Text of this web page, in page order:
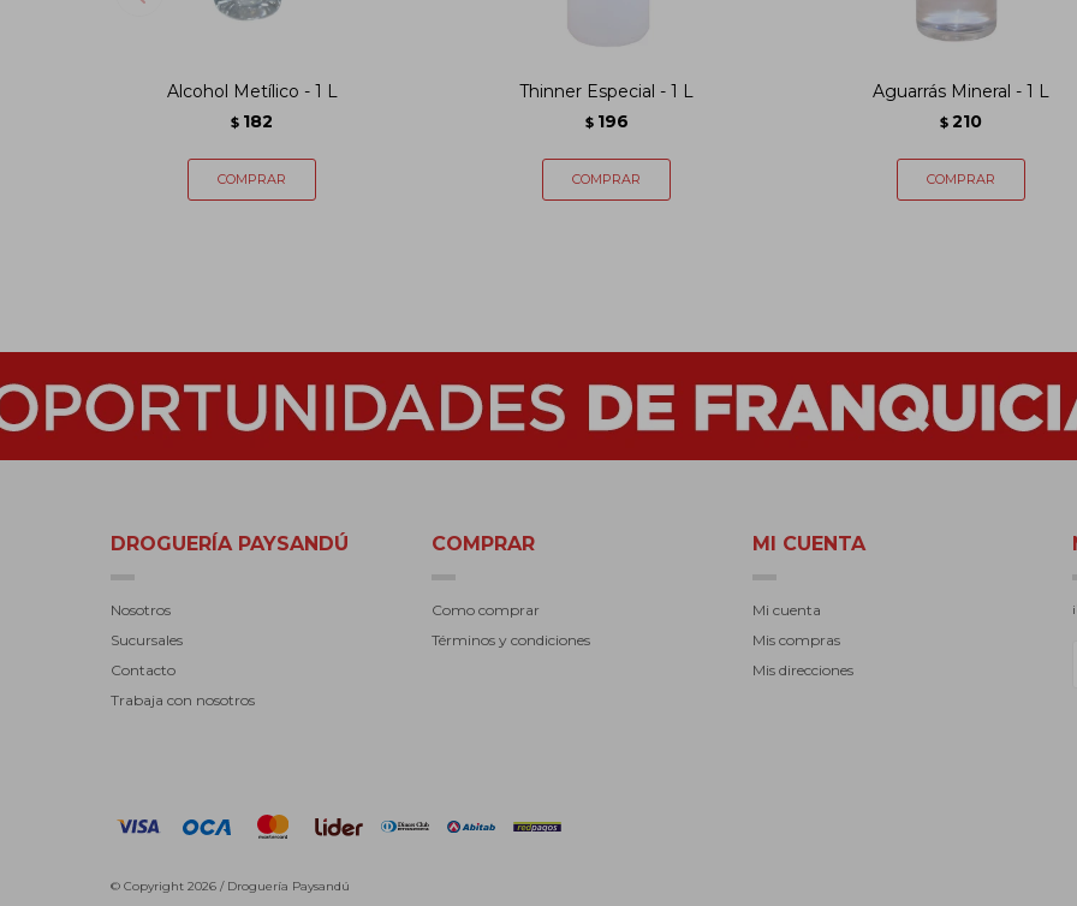
Alcohol Metílico - 1 L
$ 182
Thinner Especial - 1 L
$ 196
Aguarrás Mineral - 1 L
$ 210
DROGUERÍA PAYSANDÚ
Nosotros
Sucursales
Contacto
Trabaja con nosotros
COMPRAR
Como comprar
Términos y condiciones
MI CUENTA
Mi cuenta
Mis compras
Mis direcciones
© Copyright 2026 / Droguería Paysandú